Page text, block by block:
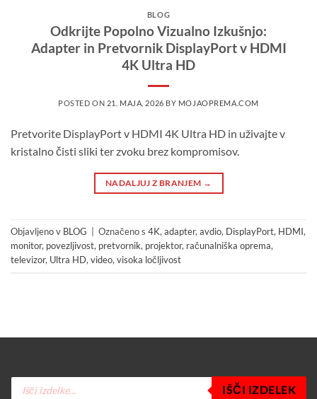
BLOG
Odkrijte Popolno Vizualno Izkušnjo:
Adapter in Pretvornik DisplayPort v HDMI
4K Ultra HD
POSTED ON 21. MAJA, 2026 BY MOJAOPREMA.COM
Pretvorite DisplayPort v HDMI 4K Ultra HD in uživajte v
kristalno čisti sliki ter zvoku brez kompromisov.
NADALJUJ Z BRANJEM →
Objavljeno v BLOG Označeno s 4K, adapter, avdio, DisplayPort, HDMI,
monitor, povezljivost, pretvornik, projektor, računalniška oprema,
televizor, Ultra HD, video, visoka ločljivost
Products
search
IŠČI IZDELEK